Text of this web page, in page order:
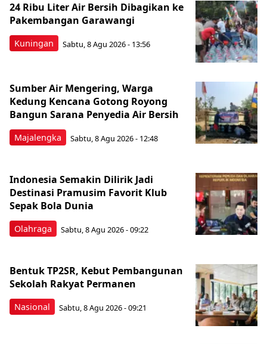
Kuningan
24 Ribu Liter Air Bersih Dibagikan ke
Pakembangan Garawangi
Sabtu, 8 Agu 2026 - 13:56
Majalengka
Sumber Air Mengering, Warga
Kedung Kencana Gotong Royong
Bangun Sarana Penyedia Air Bersih
Sabtu, 8 Agu 2026 - 12:48
Olahraga
Indonesia Semakin Dilirik Jadi
Destinasi Pramusim Favorit Klub
Sepak Bola Dunia
Sabtu, 8 Agu 2026 - 09:22
Nasional
Bentuk TP2SR, Kebut Pembangunan
Sekolah Rakyat Permanen
Sabtu, 8 Agu 2026 - 09:21